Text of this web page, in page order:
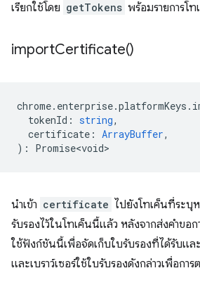
เรียกใช้โดย getTokens พร้อมรายการโ
importCertificate()
chrome. enterprise.platformKeys .
tokenId : string,
certificate : ArrayBuffer,
) : Promise<void>
นำเข้า certificate ไปยังโทเค็นที่ระบุ
รับรองไว้ในโทเค็นนี้แล้ว หลังจากส่งคำขอก
ใช้ฟังก์ชันนี้เพื่อจัดเก็บใบรับรองที่ได้รับแล
และเบราว์เซอร์ใช้ใบรับรองดังกล่าวเพื่อกา